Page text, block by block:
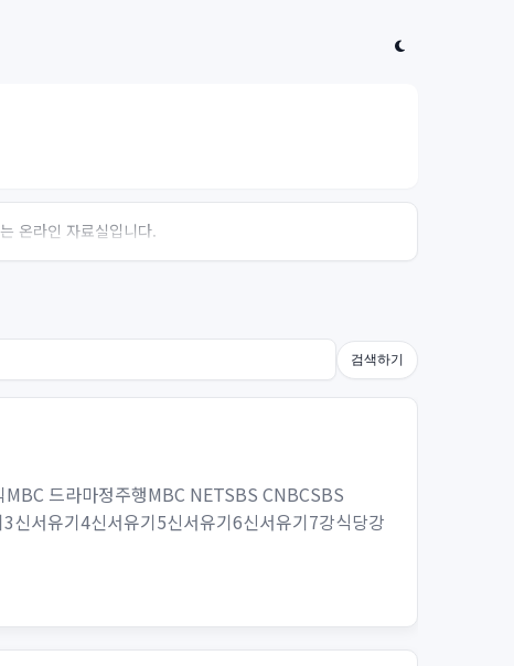
온라인 자료실입니다.
검색하기
드라마정주행MBC NETSBS CNBCSBS
서유기4신서유기5신서유기6신서유기7강식당강